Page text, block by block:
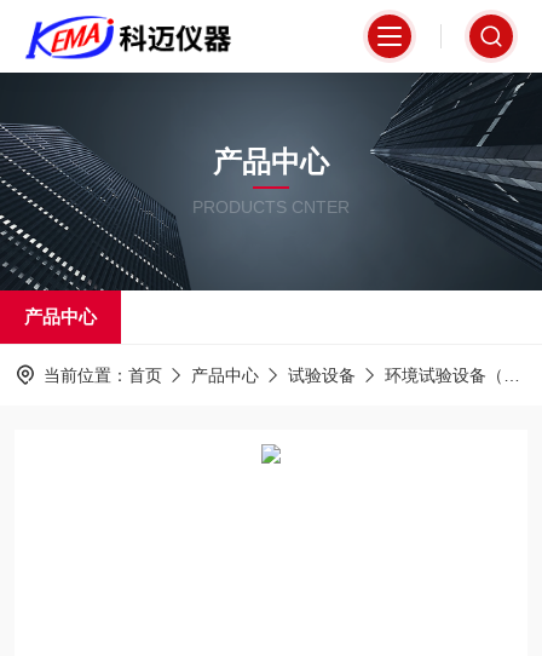
产品中心
PRODUCTS CNTER
产品中心
当前位置： 首页 产品中心 试验设备 环境试验设备（试验箱）